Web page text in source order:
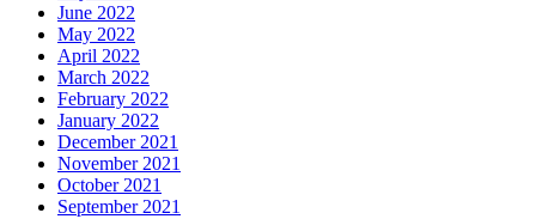
June 2022
May 2022
April 2022
March 2022
February 2022
January 2022
December 2021
November 2021
October 2021
September 2021